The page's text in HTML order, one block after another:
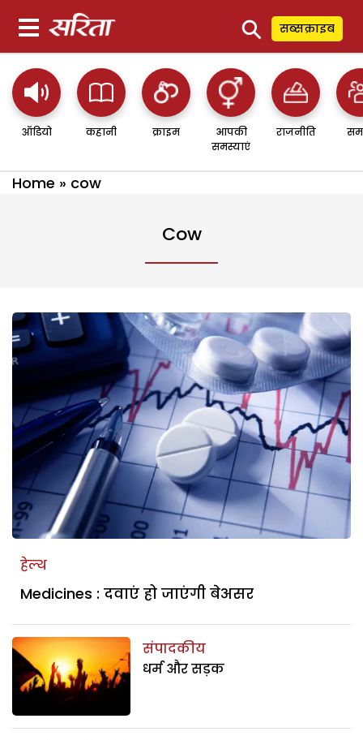
⚲ सब्सक्राइब
ऑडियो कहानी क्राइम
आपकी
समस्याएं
राजनीति
Home » cow
Cow
हेल्थ
Medicines : दवाएं हो जाएंगी बेअसर
संपादकीय
धर्म और सड़क